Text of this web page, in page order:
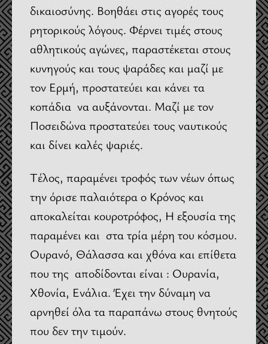
δικαιοσύνης. Βοηθάει στις αγορές τους
ρητορικούς λόγους. Φέρνει τιμές στους
αθλητικούς αγώνες, παραστέκεται στους
κυνηγούς και τους ψαράδες και μαζί με
τον Ερμή, προστατεύει και κάνει τα
κοπάδια να αυξάνονται. Μαζί με τον
Ποσειδώνα προστατεύει τους ναυτικούς
και δίνει καλές ψαριές.
Τέλος, παραμένει τροφός των νέων όπως
την όρισε παλαιότερα ο Κρόνος και
αποκαλείται κουροτρόφος, Η εξουσία της
παραμένει και στα τρία μέρη του κόσμου.
Ουρανό, Θάλασσα και χθόνα και επίθετα
που της αποδίδονται είναι : Ουρανία,
Χθονία, Ενάλια. Έχει την δύναμη να
αρνηθεί όλα τα παραπάνω στους θνητούς
που δεν την τιμούν.